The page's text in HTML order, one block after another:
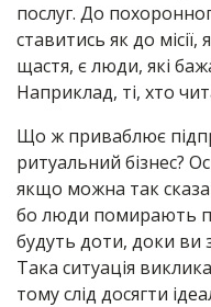
послуг. До
ставитись як до
щастя, є люди, які
Наприклад, ті, хто
Що ж приваблює
ритуальний бізнес?
якщо можна так
бо люди помирають
будуть доти, доки ви
Така ситуація
тому слід досягти